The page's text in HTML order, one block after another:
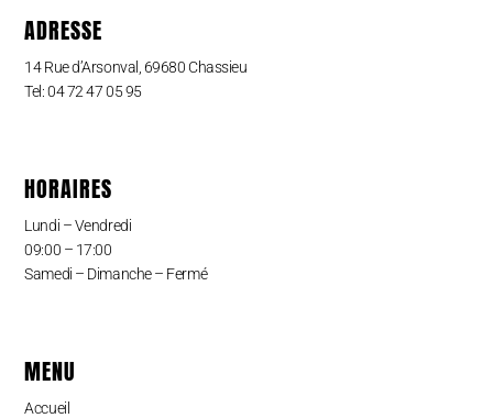
ADRESSE
14 Rue d’Arsonval, 69680 Chassieu
Tel: 04 72 47 05 95
HORAIRES
Lundi – Vendredi
09:00 – 17:00
Samedi – Dimanche – Fermé
MENU
Accueil